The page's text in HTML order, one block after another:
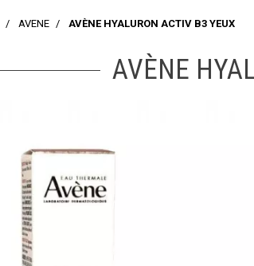
AVENE AVÈNE HYALURON ACTIV B3 YEUX
AVÈNE